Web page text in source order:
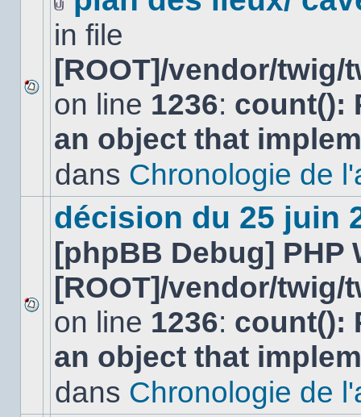
Aucun
nouveau
message
non-
dans
sujet.
Fichier(s)
joint(s)
in file
[ROOT]/vendor/
on line 1236: count():
an object that
dans Chronologie de
Aucun
nouveau
message
non-
dans
décision du 25 juin
[phpBB Debug] PHP
[ROOT]/vendor/
on line 1236: count():
an object that
dans Chronologie de